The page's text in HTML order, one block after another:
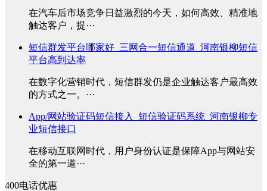
在汽车后市场竞争日益激烈的今天，如何高效、精准地
触达客户，提···
短信群发平台哪家好_三网合一短信通道_河南银柳短信
平台高到达率
在数字化营销时代，短信群发仍是企业触达客户最高效
的方式之一。···
App/网站验证码短信接入_短信验证码系统_河南银柳专
业短信接口
在移动互联网时代，用户身份认证是保障App与网站安
全的第一道···
400电话优惠